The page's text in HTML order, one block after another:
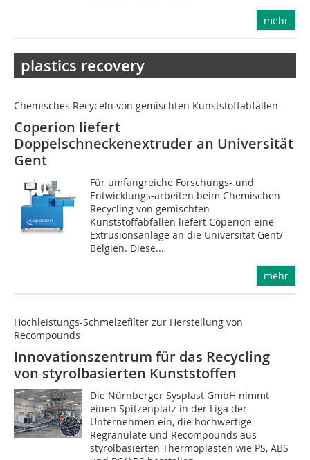
mehr
plastics recovery
Chemisches Recyceln von gemischten Kunststoffabfällen
Coperion liefert
Doppelschneckenextruder an Universität
Gent
Für umfangreiche Forschungs- und
Entwicklungs-arbeiten beim Chemischen
Recycling von gemischten
Kunststoffabfällen liefert Coperion eine
Extrusionsanlage an die Universität Gent/
Belgien. Diese...
mehr
Hochleistungs-Schmelzefilter zur Herstellung von
Recompounds
Innovationszentrum für das Recycling
von styrolbasierten Kunststoffen
Die Nürnberger Sysplast GmbH nimmt
einen Spitzenplatz in der Liga der
Unternehmen ein, die hochwertige
Regranulate und Recompounds aus
styrolbasierten Thermoplasten wie PS, ABS